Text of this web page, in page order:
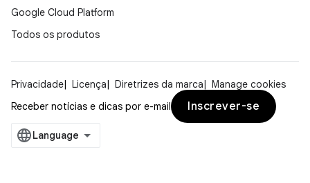
Google Cloud Platform
Todos os produtos
Privacidade Licença Diretrizes da marca
Manage cookies
Receber notícias e dicas por e-mail
Inscrever-se